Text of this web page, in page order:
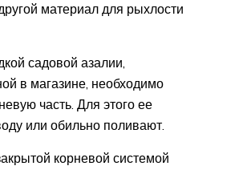
материал для рыхлости
садовой азалии,
в магазине, необходимо
часть. Для этого ее
или обильно поливают.
корневой системой